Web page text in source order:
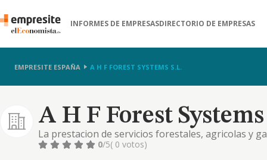
INFORMES DE EMPRESASDIRECTORIO DE EMPRESAS
EMPRESITE ESPAÑA A H F FOREST SYSTEMS S.L.
A H F Forest Systems
La prestacion de servicios forestales, agricolas y
0/5( 0 votos)